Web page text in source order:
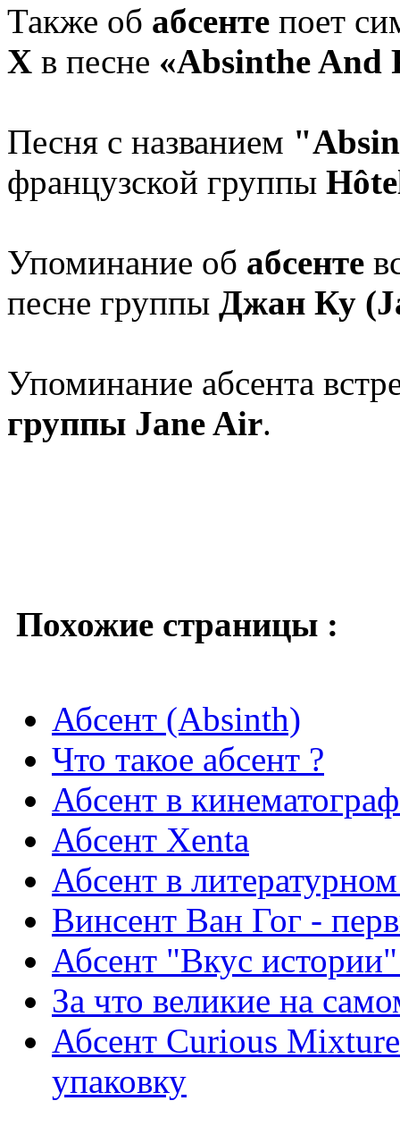
Также об абсенте поет
X в песне «Absinthe And
Песня с названием
французской группы
Упоминание об абсенте
песне группы Джан Ку
Упоминание абсента
группы Jane Air.
Похожие страницы :
Абсент (Absinth)
Что такое абсент ?
Абсент в
Абсент Xenta
Абсент в
Винсент Ван Гог -
Абсент "Вкус
За что великие на
Абсент Curious
упаковку